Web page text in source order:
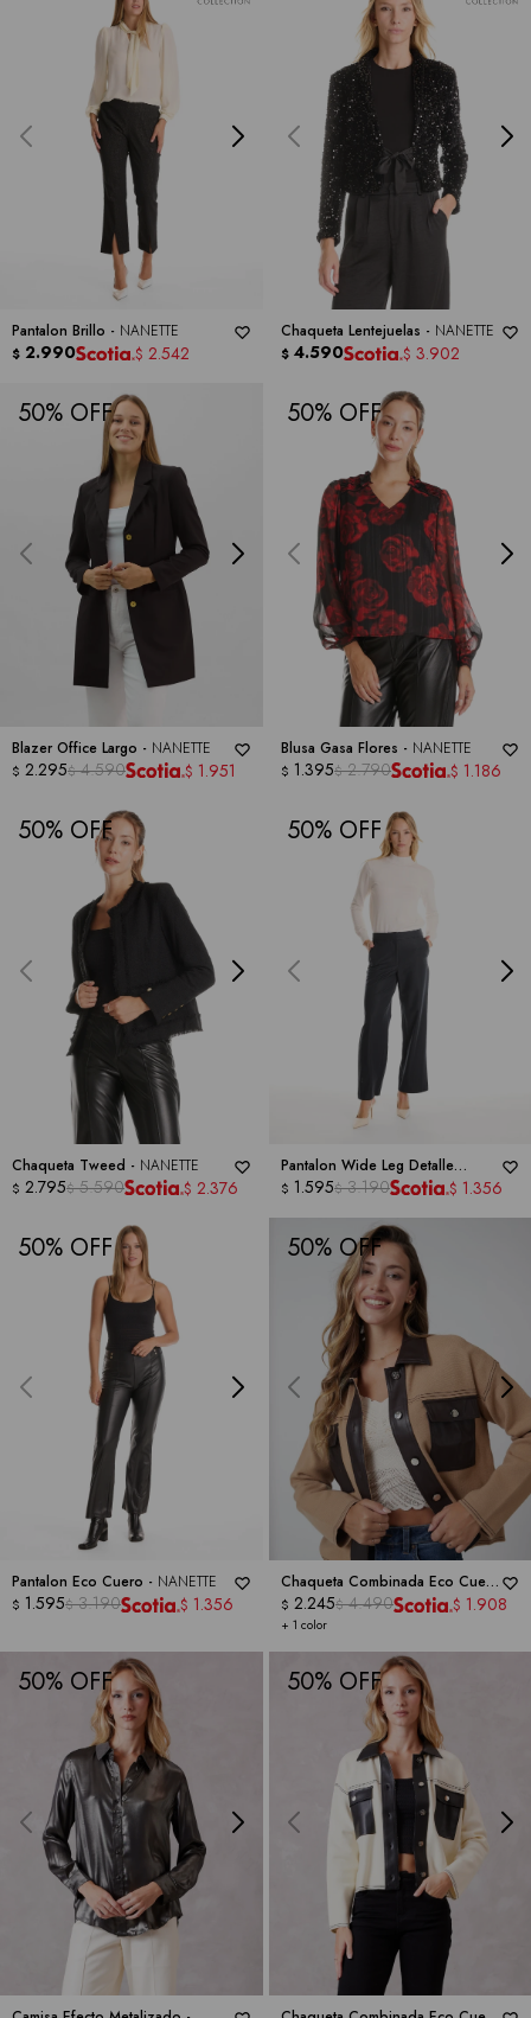
Pantalon Brillo - NANETTE
$ 2.990 $ 2.542
Chaqueta Lentejuelas - NANETTE
$ 4.590 $ 3.902
50
Blazer Office Largo - NANETTE
$ 2.295$ 4.590 $ 1.951
50
Blusa Gasa Flores - NANETTE
$ 1.395$ 2.790 $ 1.186
50
Chaqueta Tweed - NANETTE
$ 2.795$ 5.590 $ 2.376
50
Pantalon Wide Leg Detalle
Trenzado -NANETTE
$ 1.595$ 3.190 $ 1.356
50
Pantalon Eco Cuero - NANETTE
$ 1.595$ 3.190 $ 1.356
50
Chaqueta Combinada Eco Cuero
- NANETTE
+ 1 color
$ 2.245$ 4.490 $ 1.908
50 50